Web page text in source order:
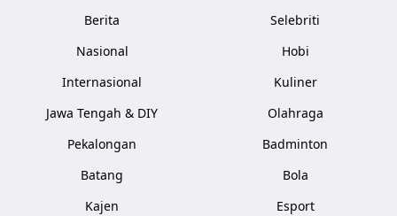
Berita
Nasional
Internasional
Jawa Tengah & DIY
Pekalongan
Batang
Kajen
Selebriti
Hobi
Kuliner
Olahraga
Badminton
Bola
Esport